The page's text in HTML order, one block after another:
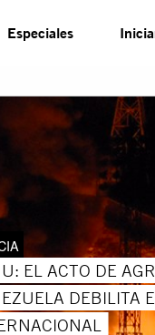
Especiales
EL ACTO DE
DEBILITA